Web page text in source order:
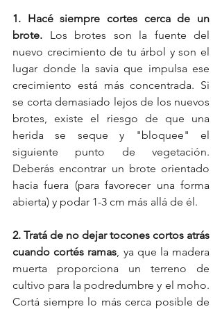
1. Hacé siempre cortes cerca de un
brote. Los brotes son la fuente del
nuevo crecimiento de tu árbol y son el
lugar donde la savia que impulsa ese
crecimiento está más concentrada. Si
se corta demasiado lejos de los nuevos
brotes, existe el riesgo de que una
herida se seque y "bloquee" el
siguiente punto de vegetación.
Deberás encontrar un brote orientado
hacia fuera (para favorecer una forma
abierta) y podar 1-3 cm más allá de él.
2. Tratá de no dejar tocones cortos atrás
cuando cortés ramas , ya que la madera
muerta proporciona un terreno de
cultivo para la podredumbre y el moho.
Cortá siempre lo más cerca posible de